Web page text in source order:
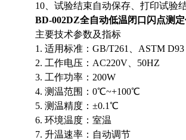
10、试验结束自动保存、打印试验结
BD-002DZ全自动低温闭口闪点测定
主要技术参数及指标
1. 适用标准：GB/T261、ASTM D93
2. 工作电压：AC220V、50HZ
3. 工作功率：200W
4. 测温范围：0℃~+100℃
5. 测温精度：±0.1℃
6. 环境温度：室温
7. 升温速率：自动调节